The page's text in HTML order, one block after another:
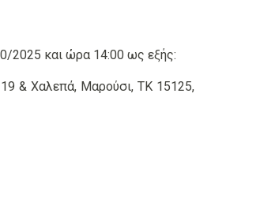
2025 και ώρα 14:00 ως εξής:
19 & Χαλεπά, Μαρούσι, ΤΚ 15125,